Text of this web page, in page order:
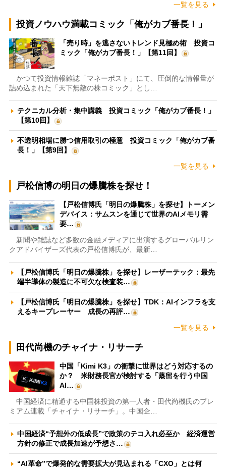
一覧を見る
投資ノウハウ満載コミック「俺がカブ番長！」
「売り時」を逃さないトレンド見極め術 投資コ
ミック「俺がカブ番長！」【第11回】
かつて投資情報雑誌「マネーポスト」にて、圧倒的な情報量が
詰め込まれた「天下無敵の株コミック」とし…
テクニカル分析・集中講義 投資コミック「俺がカブ番長！」
【第10回】
不透明相場に勝つ信用取引の極意 投資コミック「俺がカブ番
長！」【第9回】
一覧を見る
戸松信博の明日の爆騰株を探せ！
【戸松信博氏「明日の爆騰株」を探せ】トーメン
デバイス：サムスンを通じて世界のAIメモリ需
要…
新聞や雑誌など多数の金融メディアに出演するグローバルリン
クアドバイザーズ代表の戸松信博氏が、最新…
【戸松信博氏「明日の爆騰株」を探せ】レーザーテック：最先
端半導体の製造に不可欠な検査装…
【戸松信博氏「明日の爆騰株」を探せ】TDK：AIインフラを支
えるキープレーヤー 成長の再評…
一覧を見る
田代尚機のチャイナ・リサーチ
中国「Kimi K3」の衝撃に世界はどう対応するの
か？ 米財務長官が検討する「蒸留を行う中国
AI…
中国経済に精通する中国株投資の第一人者・田代尚機氏のプレ
ミアム連載「チャイナ・リサーチ」。中国企…
中国経済“予想外の低成長”で政策のテコ入れ必至か 経済運営
方針の修正で成長加速が予想さ…
“AI革命”で爆発的な需要拡大が見込まれる「CXO」とは何